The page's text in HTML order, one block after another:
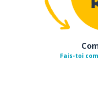
Fais-toi